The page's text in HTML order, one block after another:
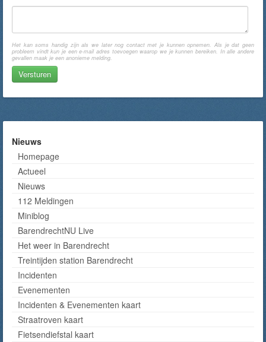
Het kan soms handig zijn als we later nog contact met je kunnen opnemen. Als je dat geen
probleem vindt kun je een e-mail adres toevoegen waarop we je kunnen bereiken. In alle andere
gevallen maak je een anonieme melding.
Nieuws
Homepage
Actueel
Nieuws
112 Meldingen
Miniblog
BarendrechtNU Live
Het weer in Barendrecht
Treintijden station Barendrecht
Incidenten
Evenementen
Incidenten & Evenementen kaart
Straatroven kaart
Fietsendiefstal kaart